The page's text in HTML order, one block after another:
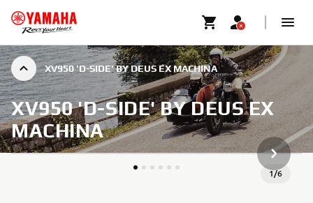
XV950 'D-SIDE' BY DEUS EX MACHINA
XV950 'D-SIDE' BY DEUS EX
MACHINA
1/6